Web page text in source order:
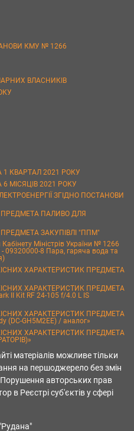
КМУ № 1266
ВЛАСНИКІВ
КВАРТАЛ 2021 РОКУ
МІСЯЦІВ 2021 РОКУ
ЗГІДНО ПОСТАНОВИ
ПАЛИВО ДЛЯ
ЗАКУПІВЛІ "ППМ"
Міністрів України № 1266
09320000-8 Пара, гаряча вода та
ХАРАКТЕРИСТИК ПРЕДМЕТА
ХАРАКТЕРИСТИК ПРЕДМЕТА
II Kit RF 24-105 f/4.0 L IS
ХАРАКТЕРИСТИК ПРЕДМЕТА
(DC-GH5M2EE) / аналог»
ХАРАКТЕРИСТИК ПРЕДМЕТА
матеріалів можливе тільки
на першоджерело без змін
Порушення авторських прав
в Реєстрі суб'єктів у сфері